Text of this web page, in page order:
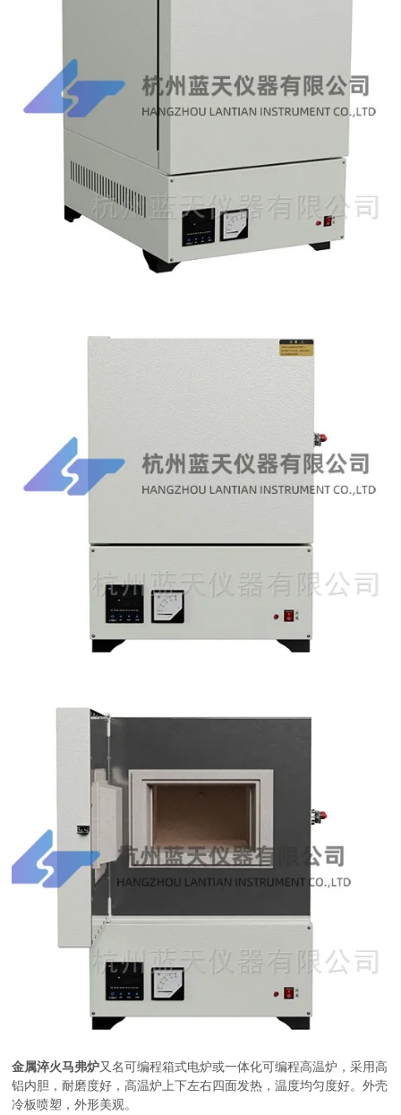
金属淬火马弗炉又名可编程箱式电炉或一体化可编程高温炉，采用高
铝内胆，耐磨度好，高温炉上下左右四面发热，温度均匀度好。外壳
冷板喷塑，外形美观。